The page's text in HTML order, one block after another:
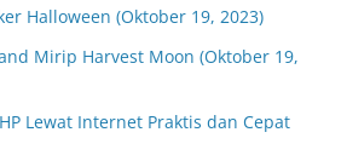
Halloween (Oktober 19, 2023)
Mirip Harvest Moon (Oktober 19,
Lewat Internet Praktis dan Cepat